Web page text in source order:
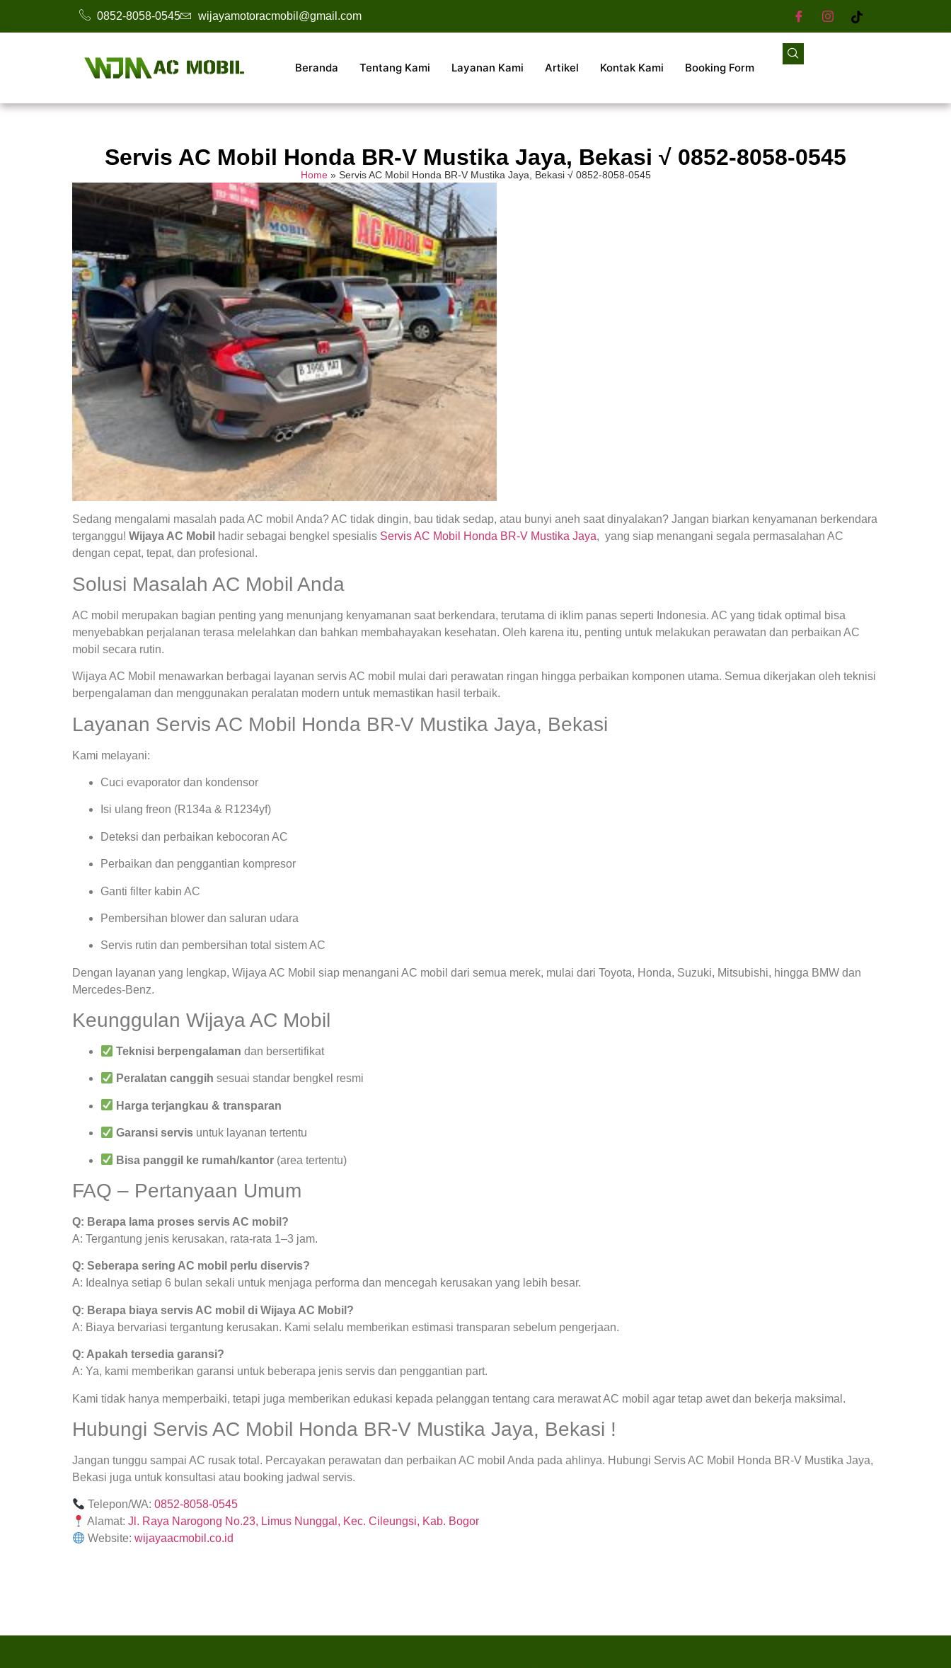
0852-8058-0545 wijayamotoracmobil@gmail.com
Beranda Tentang Kami Layanan Kami Artikel Kontak Kami Booking Form
Servis AC Mobil Honda BR-V Mustika Jaya, Bekasi √ 0852-8058-0545
Home» Servis AC Mobil Honda BR-V Mustika Jaya, Bekasi √ 0852-8058-0545
Sedang mengalami masalah pada AC mobil Anda? AC tidak dingin, bau tidak sedap, atau bunyi aneh saat dinyalakan? Jangan biarkan kenyamanan berkendara
terganggu! Wijaya AC Mobil hadir sebagai bengkel spesialis Servis AC Mobil Honda BR-V Mustika Jaya, yang siap menangani segala permasalahan AC
dengan cepat, tepat, dan profesional.
Solusi Masalah AC Mobil Anda
AC mobil merupakan bagian penting yang menunjang kenyamanan saat berkendara, terutama di iklim panas seperti Indonesia. AC yang tidak optimal bisa
menyebabkan perjalanan terasa melelahkan dan bahkan membahayakan kesehatan. Oleh karena itu, penting untuk melakukan perawatan dan perbaikan AC
mobil secara rutin.
Wijaya AC Mobil menawarkan berbagai layanan servis AC mobil mulai dari perawatan ringan hingga perbaikan komponen utama. Semua dikerjakan oleh teknisi
berpengalaman dan menggunakan peralatan modern untuk memastikan hasil terbaik.
Layanan Servis AC Mobil Honda BR-V Mustika Jaya, Bekasi
Kami melayani:
Cuci evaporator dan kondensor
Isi ulang freon (R134a & R1234yf)
Deteksi dan perbaikan kebocoran AC
Perbaikan dan penggantian kompresor
Ganti filter kabin AC
Pembersihan blower dan saluran udara
Servis rutin dan pembersihan total sistem AC
Dengan layanan yang lengkap, Wijaya AC Mobil siap menangani AC mobil dari semua merek, mulai dari Toyota, Honda, Suzuki, Mitsubishi, hingga BMW dan
Mercedes-Benz.
Keunggulan Wijaya AC Mobil
Teknisi berpengalaman dan bersertifikat
Peralatan canggih sesuai standar bengkel resmi
Harga terjangkau & transparan
Garansi servis untuk layanan tertentu
Bisa panggil ke rumah/kantor (area tertentu)
FAQ – Pertanyaan Umum
Q: Berapa lama proses servis AC mobil?
A: Tergantung jenis kerusakan, rata-rata 1–3 jam.
Q: Seberapa sering AC mobil perlu diservis?
A: Idealnya setiap 6 bulan sekali untuk menjaga performa dan mencegah kerusakan yang lebih besar.
Q: Berapa biaya servis AC mobil di Wijaya AC Mobil?
A: Biaya bervariasi tergantung kerusakan. Kami selalu memberikan estimasi transparan sebelum pengerjaan.
Q: Apakah tersedia garansi?
A: Ya, kami memberikan garansi untuk beberapa jenis servis dan penggantian part.
Kami tidak hanya memperbaiki, tetapi juga memberikan edukasi kepada pelanggan tentang cara merawat AC mobil agar tetap awet dan bekerja maksimal.
Hubungi Servis AC Mobil Honda BR-V Mustika Jaya, Bekasi !
Jangan tunggu sampai AC rusak total. Percayakan perawatan dan perbaikan AC mobil Anda pada ahlinya. Hubungi Servis AC Mobil Honda BR-V Mustika Jaya,
Bekasi juga untuk konsultasi atau booking jadwal servis.
Telepon/WA:0852-8058-0545
Alamat:Jl. Raya Narogong No.23, Limus Nunggal, Kec. Cileungsi, Kab. Bogor
Website:wijayaacmobil.co.id